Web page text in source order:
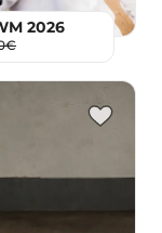
2026